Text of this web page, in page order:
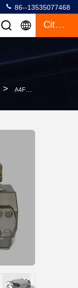
86--13535077468
Citazione
> A4FM Serie Pompa Ad Idraulico A Pistoni Assiale Rexroth A4FM250 A4FM500